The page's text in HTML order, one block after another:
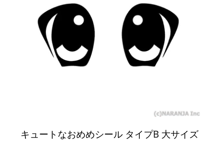
キュートなおめめシール タイプB 大サイズ